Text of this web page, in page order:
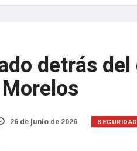
detrás
26 de junio de 2026 SEGURIDAD